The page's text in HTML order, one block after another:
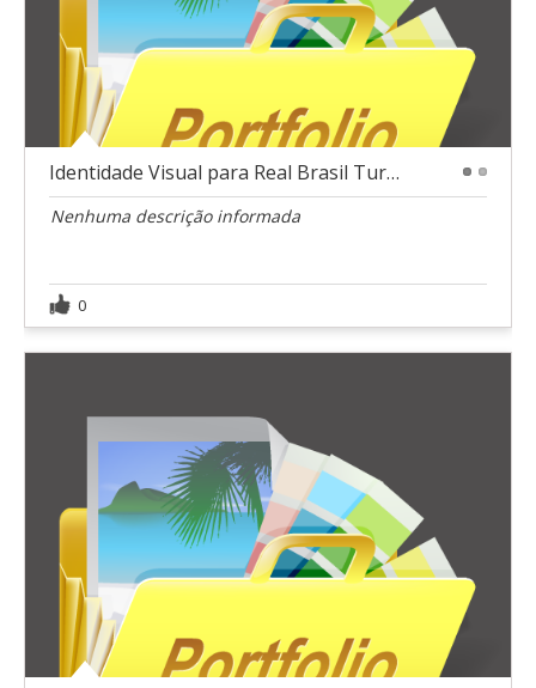
Identidade Visual para Real Brasil Turismo
Nenhuma descrição informada
0